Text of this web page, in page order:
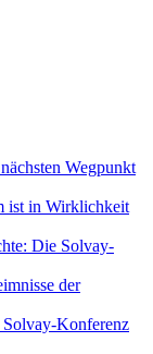
Wegpunkt
ist in Wirklichkeit
Die Solvay-
der
Solvay-Konferenz